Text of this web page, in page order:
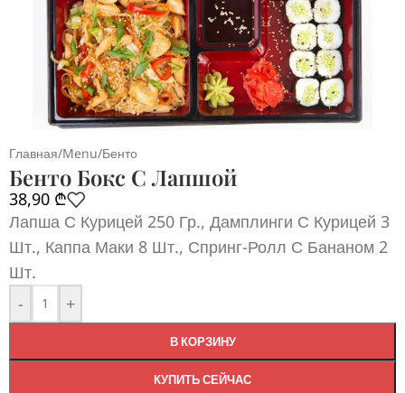
Главная/Menu/Бенто
Бенто Бокс С Лапшой
38,90 ₾
Лапша С Курицей 250 Гр., Дамплинги С Курицей 3
Шт., Каппа Маки 8 Шт., Спринг-Ролл С Бананом 2
Шт.
-
+
В КОРЗИНУ
КУПИТЬ СЕЙЧАС